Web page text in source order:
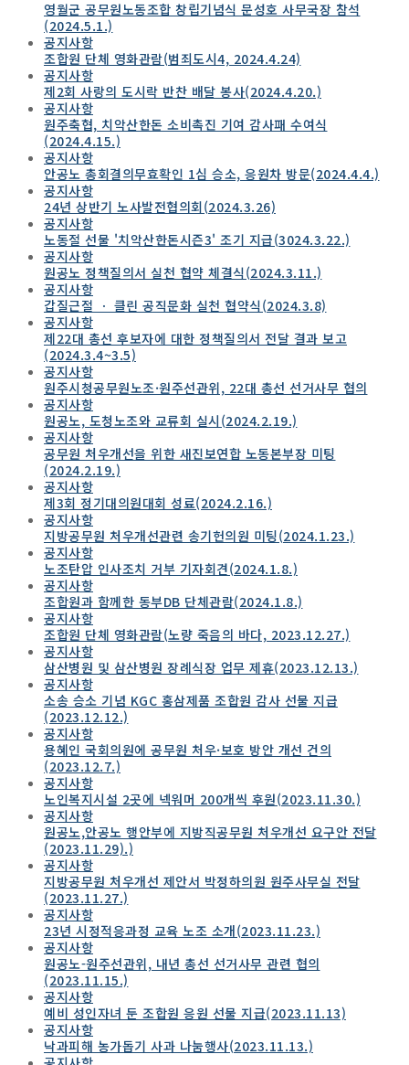
영월군 공무원노동조합 창립기념식 문성호 사무국장 참석
(2024.5.1.)
공지사항
조합원 단체 영화관람(범죄도시4, 2024.4.24)
공지사항
제2회 사랑의 도시락 반찬 배달 봉사(2024.4.20.)
공지사항
원주축협, 치악산한돈 소비촉진 기여 감사패 수여식
(2024.4.15.)
공지사항
안공노 총회결의무효확인 1심 승소, 응원차 방문(2024.4.4.)
공지사항
24년 상반기 노사발전협의회(2024.3.26)
공지사항
노동절 선물 '치악산한돈시즌3' 조기 지급(3024.3.22.)
공지사항
원공노 정책질의서 실천 협약 체결식(2024.3.11.)
공지사항
갑질근절 ㆍ 클린 공직문화 실천 협약식(2024.3.8)
공지사항
제22대 총선 후보자에 대한 정책질의서 전달 결과 보고
(2024.3.4~3.5)
공지사항
원주시청공무원노조·원주선관위, 22대 총선 선거사무 협의
공지사항
원공노, 도청노조와 교류회 실시(2024.2.19.)
공지사항
공무원 처우개선을 위한 새진보연합 노동본부장 미팅
(2024.2.19.)
공지사항
제3회 정기대의원대회 성료(2024.2.16.)
공지사항
지방공무원 처우개선관련 송기헌의원 미팅(2024.1.23.)
공지사항
노조탄압 인사조치 거부 기자회견(2024.1.8.)
공지사항
조합원과 함께한 동부DB 단체관람(2024.1.8.)
공지사항
조합원 단체 영화관람(노량 죽음의 바다, 2023.12.27.)
공지사항
삼산병원 및 삼산병원 장례식장 업무 제휴(2023.12.13.)
공지사항
소송 승소 기념 KGC 홍삼제품 조합원 감사 선물 지급
(2023.12.12.)
공지사항
용혜인 국회의원에 공무원 처우·보호 방안 개선 건의
(2023.12.7.)
공지사항
노인복지시설 2곳에 넥워머 200개씩 후원(2023.11.30.)
공지사항
원공노,안공노 행안부에 지방직공무원 처우개선 요구안 전달
(2023.11.29).)
공지사항
지방공무원 처우개선 제안서 박정하의원 원주사무실 전달
(2023.11.27.)
공지사항
23년 시정적응과정 교육 노조 소개(2023.11.23.)
공지사항
원공노-원주선관위, 내년 총선 선거사무 관련 협의
(2023.11.15.)
공지사항
예비 성인자녀 둔 조합원 응원 선물 지급(2023.11.13)
공지사항
낙과피해 농가돕기 사과 나눔행사(2023.11.13.)